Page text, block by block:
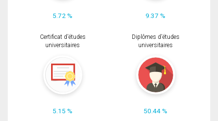
5.72 % 9.37 %
Certificat d'études
universitaires
5.15 %
Diplômes d'études
universitaires
50.44 %